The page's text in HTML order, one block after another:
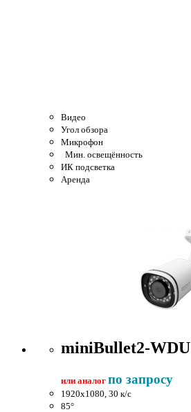
Видео
Угол обзора
Микрофон
Мин. освещённость
ИК подсветка
Аренда
miniBullet2-WDU
или аналог по запросу
1920x1080, 30 к/c
85°